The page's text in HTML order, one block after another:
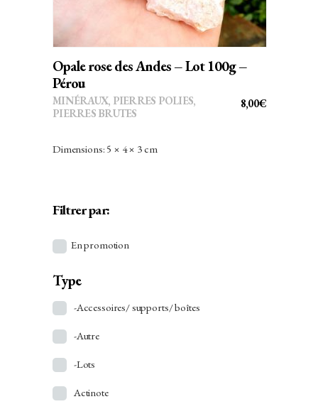
Opale rose des Andes – Lot 100g –
Pérou
8,00€
MINÉRAUX, PIERRES POLIES,
PIERRES BRUTES
Dimensions: 5 × 4 × 3 cm
Filtrer par:
En promotion
Type
-Accessoires/ supports/ boîtes
-Autre
-Lots
Actinote